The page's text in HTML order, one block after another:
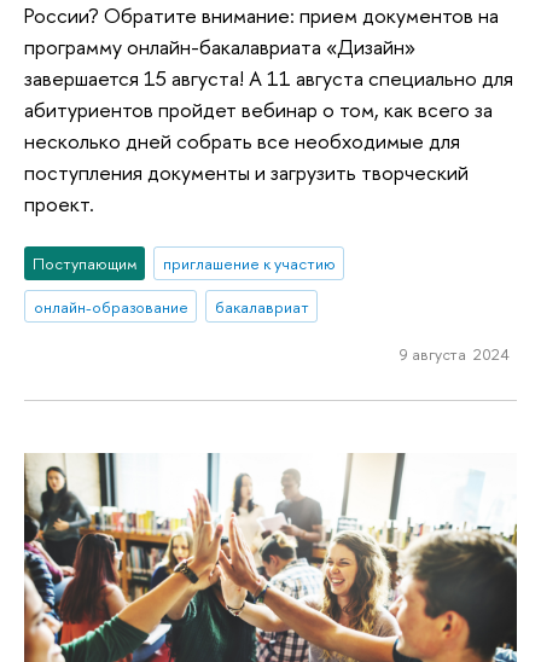
России? Обратите внимание: прием документов на
программу онлайн-бакалавриата «Дизайн»
завершается 15 августа! А 11 августа специально для
абитуриентов пройдет вебинар о том, как всего за
несколько дней собрать все необходимые для
поступления документы и загрузить творческий
проект.
Поступающим
приглашение к участию
онлайн-образование
бакалавриат
9 августа 2024